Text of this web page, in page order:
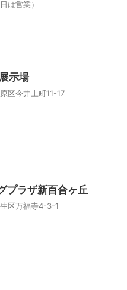
は営業）
示場
区今井上町11-17
プラザ新百合ヶ丘
区万福寺4-3-1